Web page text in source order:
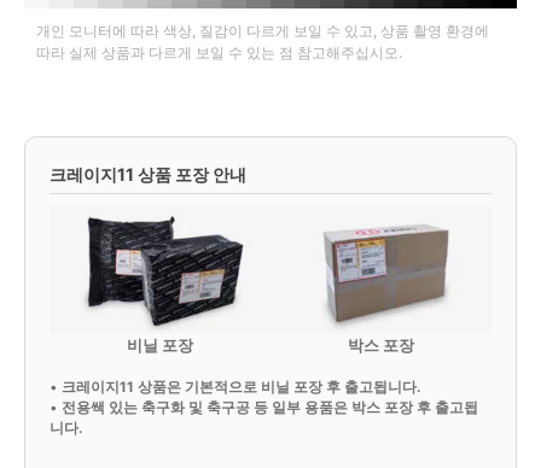
개인 모니터에 따라 색상, 질감이 다르게 보일 수 있고, 상품 촬영 환경에
따라 실제 상품과 다르게 보일 수 있는 점 참고해주십시오.
크레이지11 상품 포장 안내
비닐 포장 박스 포장
• 크레이지11 상품은 기본적으로 비닐 포장 후 출고됩니다.
• 전용쌕 있는 축구화 및 축구공 등 일부 용품은 박스 포장 후 출고됩
니다.